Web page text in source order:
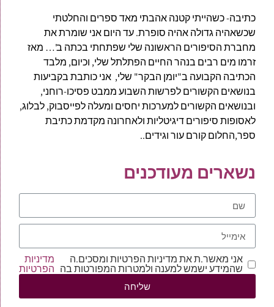
כתיבה- כשהייתי קטנה אהבתי מאד ספרים והחלטתי
שכשאהיה גדולה אהיה סופרת. עד היום אני שומרת את
מחברת הסיפורים הראשונה שלי שפתחתי בכתה ב'… מאז
זרמו מים רבים בנהר החיים הפתלתל שלי, וכיום, מלבד
הכתיבה הקבועה ב"יומן הבקר" שלי, אני כותבת בקביעות
בנושאים הקשורים לפרשות השבוע ממבט פסיכו-רוחני,
ובנושאים הקשורים למערכות יחסים ומעלה לפייסבוק, לבלוג,
לאסופות סיפורים דיגיטליות ולאחרונה מקדמת כתיבת
ספר,החלום קורם עור וגידים..
נשארים מעודכנים
אני מאשר.ת את מדיניות הפרטיות ומסכים.ה
שהמידע ישמש למענה ולמטרות המפורטות בה
מדיניות
הפרטיות
שליחה